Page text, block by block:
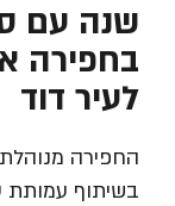
שנה עם
בחפירה
לעיר דוד
החפירה
בשיתוף עמותת